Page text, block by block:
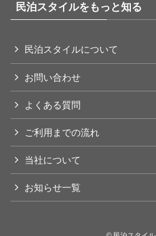
民泊スタイルをもっと知る
民泊スタイルについて
お問い合わせ
よくある質問
ご利用までの流れ
当社について
お知らせ一覧